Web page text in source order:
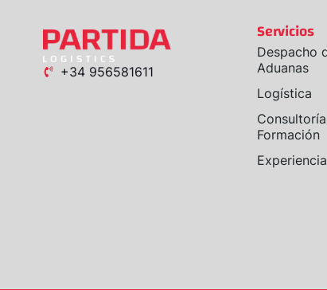
+34 956581611
Servicios
Despacho
Aduanas
Logística
Formación
Experiencia